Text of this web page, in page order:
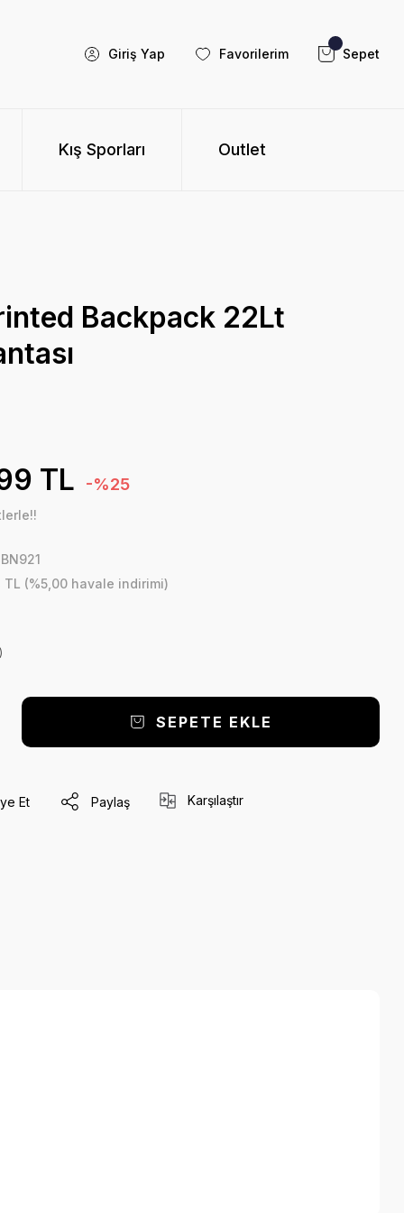
Giriş Yap Favorilerim Sepet
Kış Sporları Outlet
Backpack 22Lt
TL -%25
TL (%5,00 havale indirimi)
SEPETE EKLE
Et Paylaş Karşılaştır